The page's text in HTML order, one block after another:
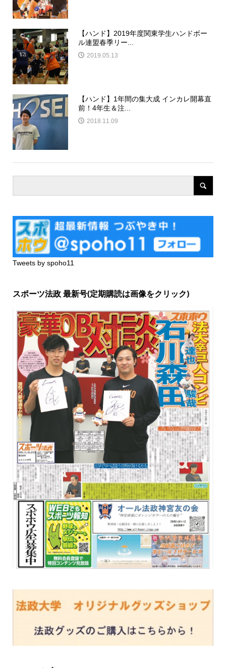
【ハンド】2019年度関東学生ハンドボー
ル連盟春季リー...
2019.05.13
【ハンド】1年間の集大成 インカレ開幕直
前！4年生＆注...
2018.11.09
Tweets by spoho11
スポーツ法政 最新号(定期購読は画像をクリック)